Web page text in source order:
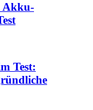
Akku-
Test: